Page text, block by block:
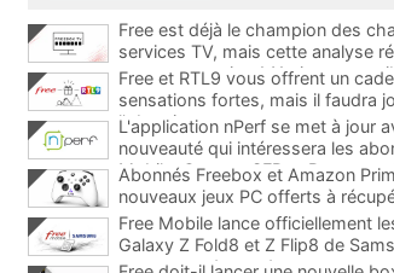
Free est déjà le champion des
services TV, mais cette analyse
encore au moins 141 ajouts
Free et RTL9 vous offrent un
sensations fortes, mais il faudra
l'obtenir
L'application nPerf se met à jour
nouveauté qui intéressera les
Mobile, Orange, SFR et Bouygues
Abonnés Freebox et Amazon
nouveaux jeux PC offerts à
Free Mobile lance officiellement
Galaxy Z Fold8 et Z Flip8 de
promos et des cadeaux